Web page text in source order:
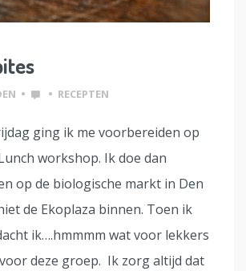
• • RECEPTEN
ging ik me voorbereiden op
workshop. Ik doe dan
op de biologische markt in Den
de Ekoplaza binnen. Toen ik
ik….hmmmm wat voor lekkers
deze groep. Ik zorg altijd dat